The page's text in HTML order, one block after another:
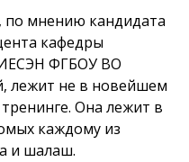
по мнению кандидата
кафедры
ИЕСЭН ФГБОУ ВО
лежит не в новейшем
Она лежит в
каждому из
и шалаш.